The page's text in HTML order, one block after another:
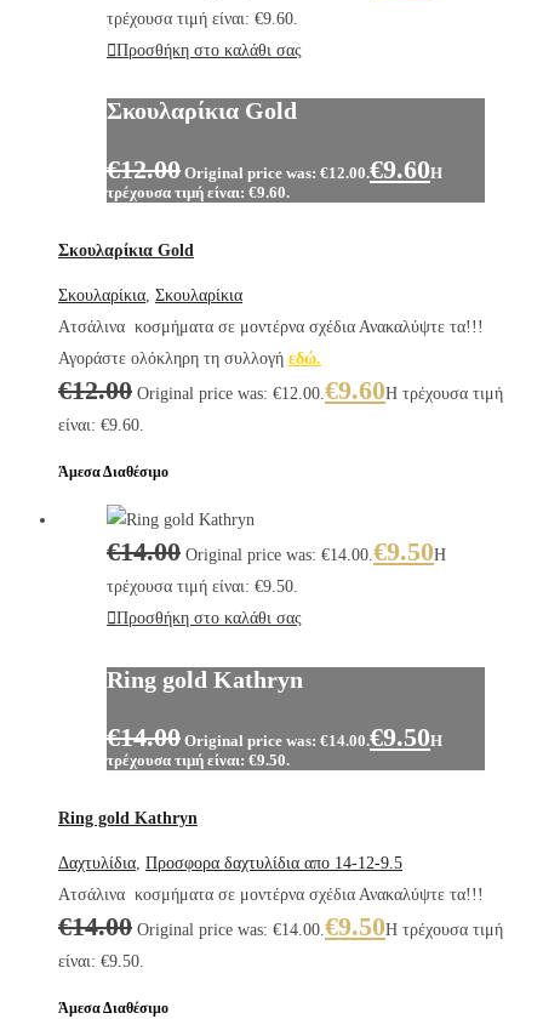
τρέχουσα τιμή είναι: €9.60.
Προσθήκη στο καλάθι σας
Σκουλαρίκια Gold
€12.00 Original price was: €12.00.€9.60Η
τρέχουσα τιμή είναι: €9.60.
Σκουλαρίκια Gold
Σκουλαρίκια Σκουλαρίκια
Ατσάλινα κοσμήματα σε μοντέρνα σχέδια Ανακαλύψτε τα!!!
Αγοράστε ολόκληρη τη συλλογή εδώ.
€12.00 Original price was: €12.00. €9.60Η τρέχουσα τιμή
είναι: €9.60.
Άμεσα Διαθέσιμο
€14.00 Original price was: €14.00. €9.50Η
τρέχουσα τιμή είναι: €9.50.
Προσθήκη στο καλάθι σας
Ring gold Kathryn
€14.00 Original price was: €14.00.€9.50Η
τρέχουσα τιμή είναι: €9.50.
Ring gold Kathryn
Δαχτυλίδια, Προσφορα δαχτυλίδια απο 14-12-9.5
Ατσάλινα κοσμήματα σε μοντέρνα σχέδια Ανακαλύψτε τα!!!
€14.00 Original price was: €14.00.€9.50Η τρέχουσα τιμή
είναι: €9.50.
Άμεσα Διαθέσιμο